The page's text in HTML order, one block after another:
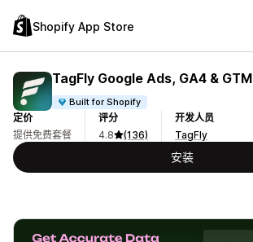
Shopify App Store
TagFly Google Ads, GA4 & GTM
Built for Shopify
定价
提供免费套餐
评分
4.8
(136)
开发人员
TagFly
安装